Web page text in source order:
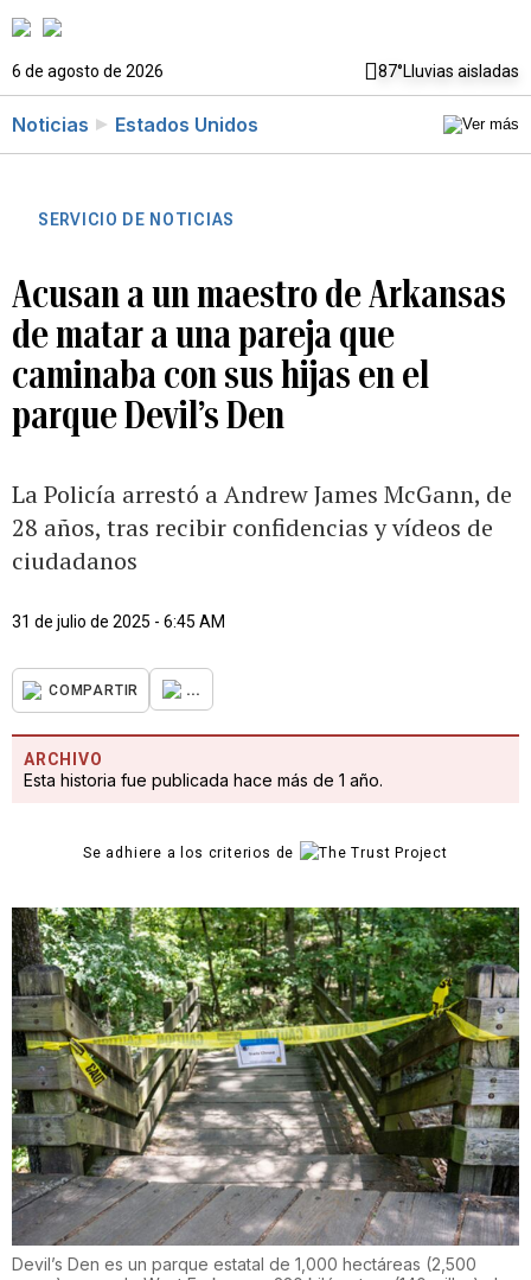
6 de agosto de 2026 87°Lluvias aisladas
Noticias Estados Unidos
SERVICIO DE NOTICIAS
Acusan a un maestro de Arkansas
de matar a una pareja que
caminaba con sus hijas en el
parque Devil’s Den
La Policía arrestó a Andrew James McGann, de
28 años, tras recibir confidencias y vídeos de
ciudadanos
31 de julio de 2025 - 6:45 AM
COMPARTIR ...
ARCHIVO
Esta historia fue publicada hace más de 1 año.
Se adhiere a los criterios de
Devil’s Den es un parque estatal de 1,000 hectáreas (2,500